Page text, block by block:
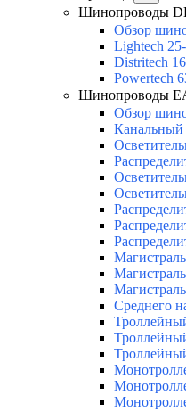
Шинопроводы
Обзор
Lightech
Distritech
Powertech
Шинопроводы
Обзор
Среднего